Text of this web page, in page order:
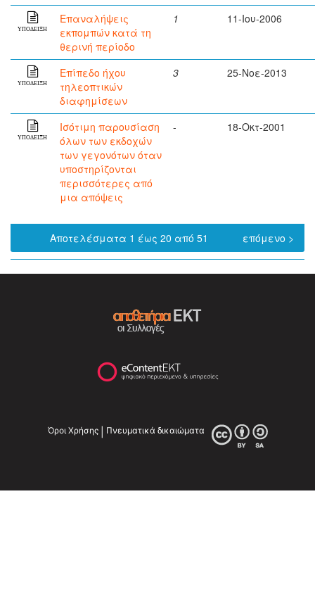
ΥΠΟΔΕΙΞΗ
Επαναλήψεις
εκπομπών κατά τη
θερινή περίοδο
1 11-Ιου-2006
ΥΠΟΔΕΙΞΗ
Επίπεδο ήχου
τηλεοπτικών
διαφημίσεων
3 25-Νοε-2013
ΥΠΟΔΕΙΞΗ
Ισότιμη παρουσίαση
όλων των εκδοχών
των γεγονότων όταν
υποστηρίζονται
περισσότερες από
μια απόψεις
- 18-Οκτ-2001
Αποτελέσματα 1 έως 20 από 51 επόμενο >